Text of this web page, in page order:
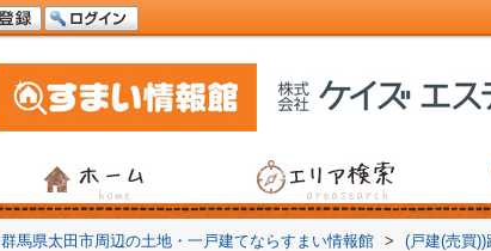
群馬県太田市周辺の土地・一戸建てならすまい情報館 > (戸建(売買